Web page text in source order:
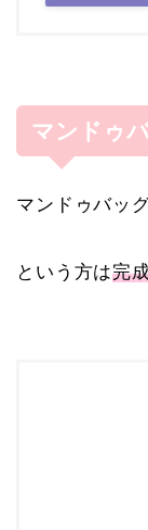
マンドゥ
マンドゥバッ
という方は完